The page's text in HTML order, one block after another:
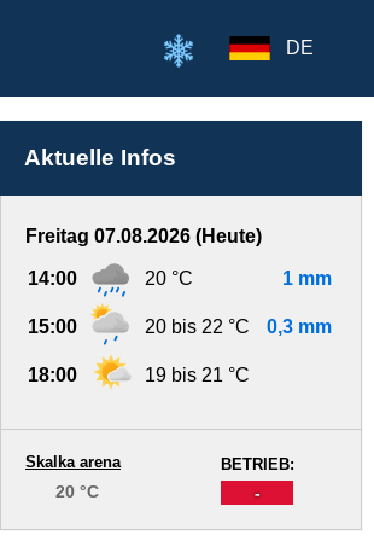
DE
Aktuelle Infos
Freitag 07.08.2026 (Heute)
14:00 20 °C 1 mm
15:00 20 bis 22 °C 0,3 mm
18:00 19 bis 21 °C
BETRIEB:
-
Skalka arena
20 °C